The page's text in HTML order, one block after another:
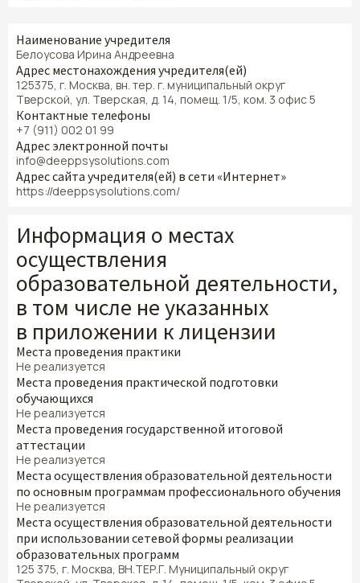
Наименование учредителя
Белоусова Ирина Андреевна
Адрес местонахождения учредителя(ей)
125375, г. Москва, вн. тер. г. муниципальный округ
Тверской, ул. Тверская, д. 14, помещ. 1/5, ком. 3 офис 5
Контактные телефоны
+7 (911) 002 01 99
Адрес электронной почты
info@deeppsysolutions.com
Адрес сайта учредителя(ей) в сети «Интернет»
https://deeppsysolutions.com/
Информация о местах
осуществления
образовательной деятельности,
в том числе не указанных
в приложении к лицензии
Места проведения практики
Не реализуется
Места проведения практической подготовки
обучающихся
Не реализуется
Места проведения государственной итоговой
аттестации
Не реализуется
Места осуществления образовательной деятельности
по основным программам профессионального обучения
Не реализуется
Места осуществления образовательной деятельности
при использовании сетевой формы реализации
образовательных программ
125 375, г. Москва, ВН.ТЕР.Г. Муниципальный округ